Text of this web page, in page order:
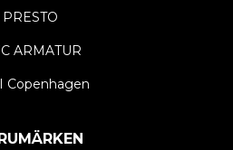
PRESTO
ARMATUR
Copenhagen